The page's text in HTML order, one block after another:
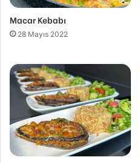
Macar Kebabı
28 Mayıs 2022